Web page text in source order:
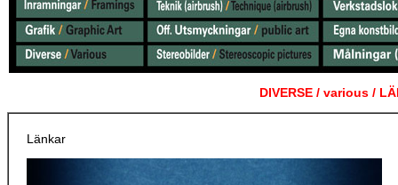
DIVERSE / various /
Länkar